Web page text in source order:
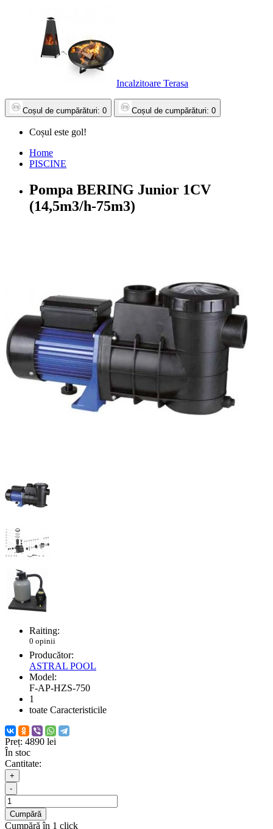
Incalzitoare Terasa
Coșul de cumpărături: 0 Coșul de cumpărături: 0
Coșul este gol!
Home
PISCINE
Pompa BERING Junior 1CV
(14,5m3/h-75m3)
Raiting:
0 opinii
Producător:
ASTRAL POOL
Model:
F-AP-HZS-750
1
toate Caracteristicile
Preț: 4890 lei
În stoc
Cantitate:
+
-
Cumpără
Cumpără în 1 click